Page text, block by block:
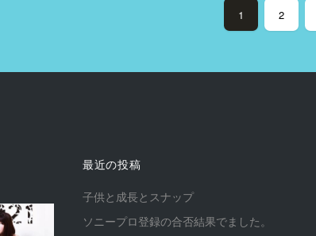
1 2
最近の投稿
子供と成長とスナップ
ソニープロ登録の合否結果でました。